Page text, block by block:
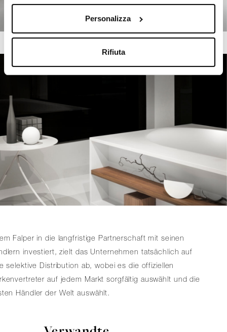
Personalizza
Rifiuta
Falper in die langfristige Partnerschaft mit seinen
investiert, zielt das Unternehmen tatsächlich auf
selektive Distribution ab, wobei es die offiziellen
auf jedem Markt sorgfältig auswählt und die
Händler der Welt auswählt.